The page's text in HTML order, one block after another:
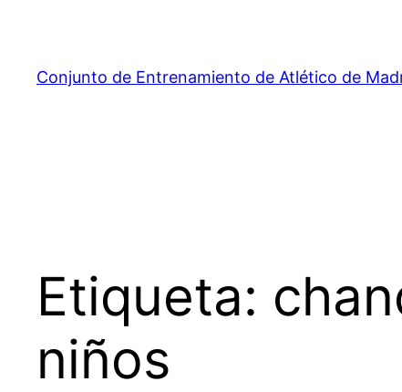
contenido
Conjunto de Entrenamiento de Atlético de
Etiqueta:
niños